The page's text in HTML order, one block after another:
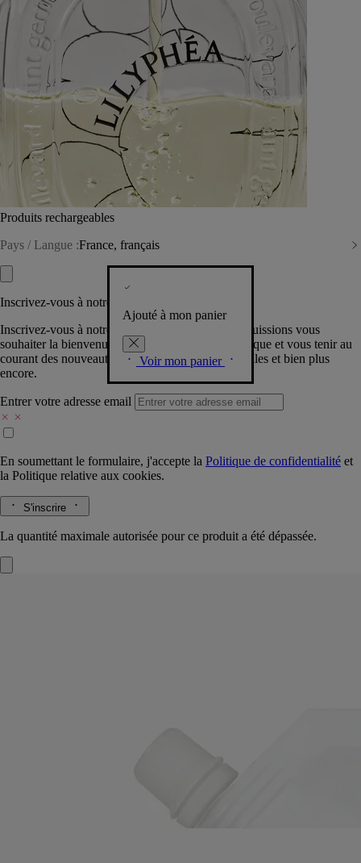
Produits rechargeables
Pays / Langue :France, français
Ajouté à mon panier
Voir mon panier
Inscrivez-vous à notre Newsletter
Inscrivez-vous à notre newsletter pour que nous puissions vous
souhaiter la bienvenue dans la communauté Diptyque et vous tenir au
courant des nouveautés, événements, offres spéciales et bien plus
encore.
Entrer votre adresse email
En soumettant le formulaire, j'accepte la Politique de confidentialité et
la Politique relative aux cookies.
S'inscrire
La quantité maximale autorisée pour ce produit a été dépassée.